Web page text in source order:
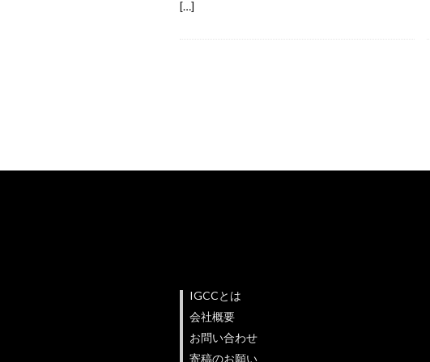
[…]
IGCCとは
会社概要
お問い合わせ
寄稿のお願い